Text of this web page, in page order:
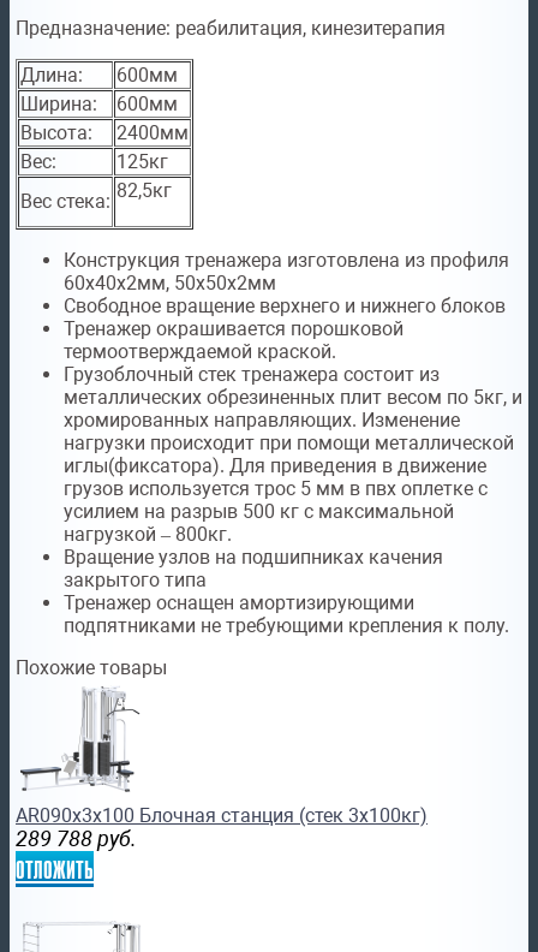
Предназначение: реабилитация, кинезитерапия
Длина:
600мм
Ширина:
600мм
Высота:
2400мм
Вес:
125кг
Вес стека: 82,5кг
Конструкция тренажера изготовлена из профиля
60х40х2мм, 50х50х2мм
Свободное вращение верхнего и нижнего блоков
Тренажер окрашивается порошковой
термоотверждаемой краской.
Грузоблочный стек тренажера состоит из
металлических обрезиненных плит весом по 5кг, и
хромированных направляющих. Изменение
нагрузки происходит при помощи металлической
иглы(фиксатора). Для приведения в движение
грузов используется трос 5 мм в пвх оплетке с
усилием на разрыв 500 кг с максимальной
нагрузкой – 800кг.
Вращение узлов на подшипниках качения
закрытого типа
Тренажер оснащен амортизирующими
подпятниками не требующими крепления к полу.
Похожие товары
AR090х3х100 Блочная станция (стек 3х100кг)
289 788 руб.
отложить